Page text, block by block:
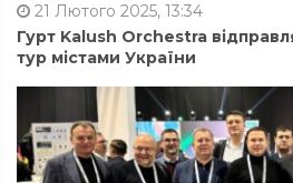
21 Лютого 2025, 13:34
Гурт Kalush Orchestra
тур містами України